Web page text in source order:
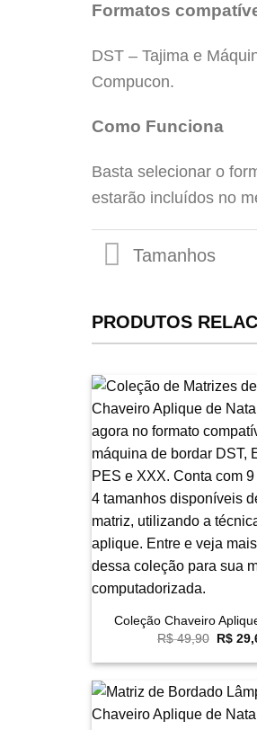
Formatos
DST – Tajima e
Compucon.
Como Funciona
Basta selecionar o
estarão incluídos no
Tamanhos
PRODUTOS
Coleção Chaveiro
R$49,90 O
original
R$
R$